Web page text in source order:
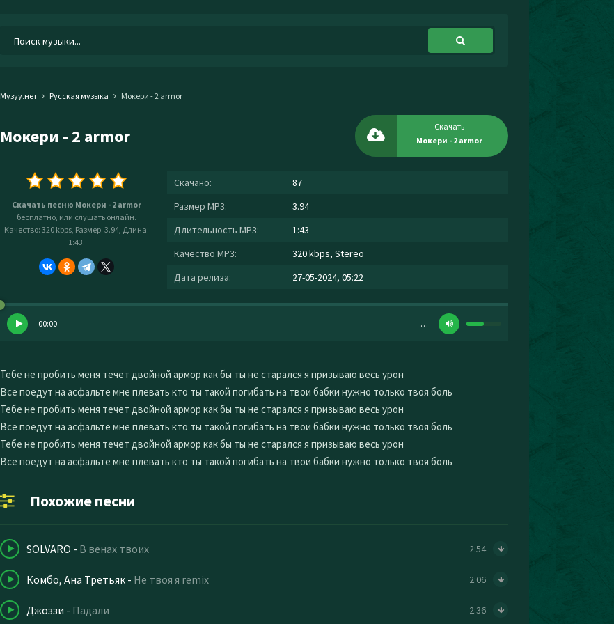
Музуу.нет Русская музыка Мокери - 2 armor
Мокери - 2 armor
Скачать
Мокери - 2 armor
Скачать песню Мокери - 2 armor
бесплатно, или слушать онлайн.
Качество: 320 kbps, Размер: 3.94, Длина:
1:43.
Скачано:
87
Размер MP3:
3.94
Длительность MP3:
1:43
Качество MP3:
320 kbps, Stereo
Дата релиза:
27-05-2024, 05:22
00:00 …
Тебе не пробить меня течет двойной армор как бы ты не старался я призываю весь урон
Все поедут на асфальте мне плевать кто ты такой погибать на твои бабки нужно только твоя боль
Тебе не пробить меня течет двойной армор как бы ты не старался я призываю весь урон
Все поедут на асфальте мне плевать кто ты такой погибать на твои бабки нужно только твоя боль
Тебе не пробить меня течет двойной армор как бы ты не старался я призываю весь урон
Все поедут на асфальте мне плевать кто ты такой погибать на твои бабки нужно только твоя боль
Похожие песни
SOLVARO - В венах твоих 2:54
Комбо, Ана Третьяк - Не твоя я remix 2:06
Джоззи - Падали 2:36